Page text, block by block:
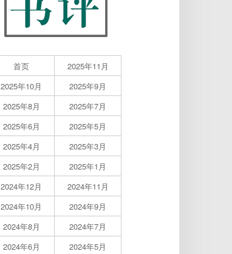
首页
2025年11月
2025年10月
2025年9月
2025年8月
2025年7月
2025年6月
2025年5月
2025年4月
2025年3月
2025年2月
2025年1月
2024年12月
2024年11月
2024年10月
2024年9月
2024年8月
2024年7月
2024年6月
2024年5月